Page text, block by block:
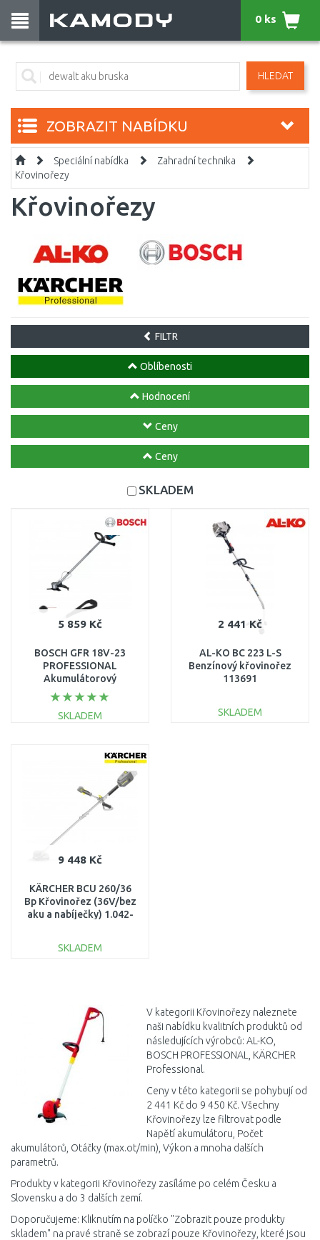
HLEDAT
0 ks
ZOBRAZIT NABÍDKU
Speciální nabídka
Zahradní technika
Křovinořezy
Křovinořezy
FILTR
Oblíbenosti
Hodnocení
Ceny
Ceny
SKLADEM
5 859 Kč
BOSCH GFR 18V-23
PROFESSIONAL
Akumulátorový
křovinořez (solo)
06008D1000
SKLADEM
2 441 Kč
AL-KO BC 223 L-S
Benzínový křovinořez
113691
SKLADEM
9 448 Kč
KÄRCHER BCU 260/36
Bp Křovinořez (36V/bez
aku a nabíječky) 1.042-
SKLADEM
Porovnat
V kategorii Křovinořezy naleznete
naši nabídku kvalitních produktů od
následujících výrobců: AL-KO,
BOSCH PROFESSIONAL, KÄRCHER
Professional.
Ceny v této kategorii se pohybují od
2 441 Kč do 9 450 Kč. Všechny
Křovinořezy lze filtrovat podle
Napětí akumulátoru, Počet
akumulátorů, Otáčky (max.ot/min), Výkon a mnoha dalších
parametrů.
Produkty v kategorii Křovinořezy zasíláme po celém Česku a
Slovensku a do 3 dalších zemí.
Doporučujeme: Kliknutím na políčko "Zobrazit pouze produkty
skladem" na pravé straně se zobrazí pouze Křovinořezy, které jsou